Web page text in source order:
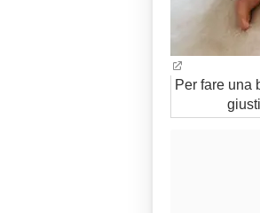
Per fare una